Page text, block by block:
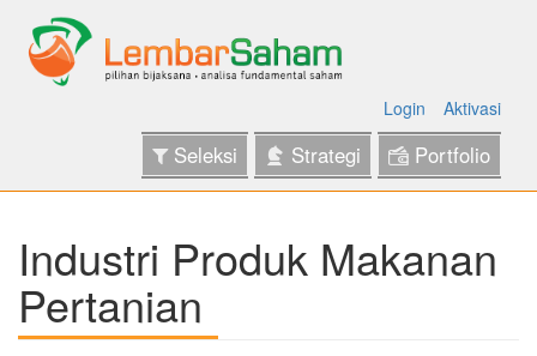
Login Aktivasi
Seleksi Strategi Portfolio
Industri Produk Makanan
Pertanian